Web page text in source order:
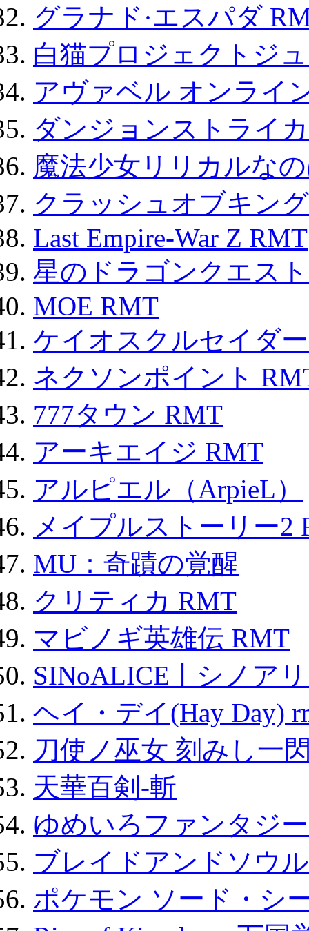
グラナド·エスパダ
白猫プロジェクトジ
アヴァベル オンライ
ダンジョンストライ
魔法少女リリカルな
クラッシュオブキン
Last Empire-War Z RMT
星のドラゴンクエス
MOE RMT
ケイオスクルセイダ
ネクソンポイント
777タウン RMT
アーキエイジ RMT
アルピエル（ArpieL）
メイプルストーリー2
MU：奇蹟の覚醒
クリティカ RMT
マビノギ英雄伝 RMT
SINoALICE丨シノア
ヘイ・デイ(Hay Day)
刀使ノ巫女 刻みし一
天華百剣-斬
ゆめいろファンタジ
ブレイドアンドソウ
ポケモン ソード・シ